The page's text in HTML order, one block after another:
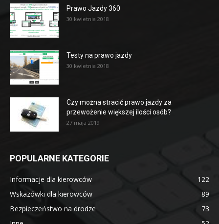
Prawo Jazdy 360
30 kwietnia 2018
Testy na prawo jazdy
30 kwietnia 2018
Czy można stracić prawo jazdy za
przewożenie większej ilości osób?
27 maja 2019
POPULARNE KATEGORIE
Informacje dla kierowców
122
Wskazówki dla kierowców
89
Bezpieczeństwo na drodze
73